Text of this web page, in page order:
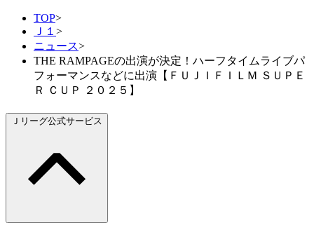
TOP>
Ｊ１ >
ニュース>
THE RAMPAGEの出演が決定！ハーフタイムライブパ
フォーマンスなどに出演【ＦＵＪＩＦＩＬＭ ＳＵＰＥ
Ｒ ＣＵＰ ２０２５】
Ｊリーグ公式サービス